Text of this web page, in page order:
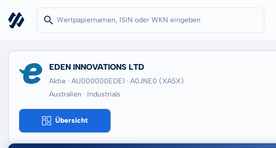
EDEN INNOVATIONS LTD
Aktie · AU000000EDE1 · A0JNE0 (XASX)
Australien · Industrials
Übersicht